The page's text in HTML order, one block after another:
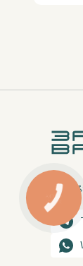
КНОПКА
ЗВ'ЯЗКУ